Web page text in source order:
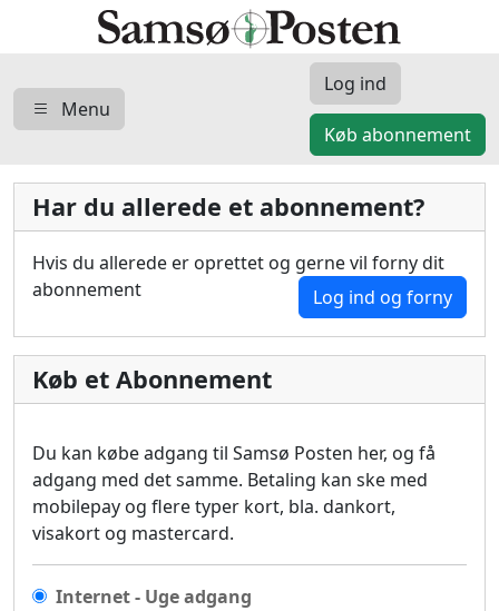
Menu
Log ind
Køb abonnement
Har du allerede et abonnement?
Hvis du allerede er oprettet og gerne vil forny dit
abonnement
Log ind og forny
Køb et Abonnement
Du kan købe adgang til Samsø Posten her, og få
adgang med det samme. Betaling kan ske med
mobilepay og flere typer kort, bla. dankort,
visakort og mastercard.
Internet - Uge adgang